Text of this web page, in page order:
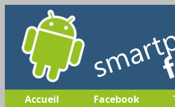
Accueil Facebook